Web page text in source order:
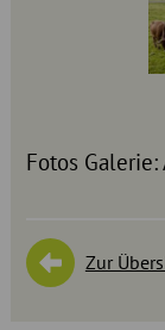
Fotos
Zur